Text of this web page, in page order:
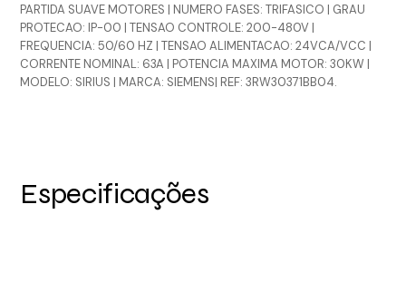
PARTIDA SUAVE MOTORES | NUMERO FASES: TRIFASICO | GRAU
PROTECAO: IP-00 | TENSAO CONTROLE: 200-480V |
FREQUENCIA: 50/60 HZ | TENSAO ALIMENTACAO: 24VCA/VCC |
CORRENTE NOMINAL: 63A | POTENCIA MAXIMA MOTOR: 30KW |
MODELO: SIRIUS | MARCA: SIEMENS| REF: 3RW30371BB04.
Especificações